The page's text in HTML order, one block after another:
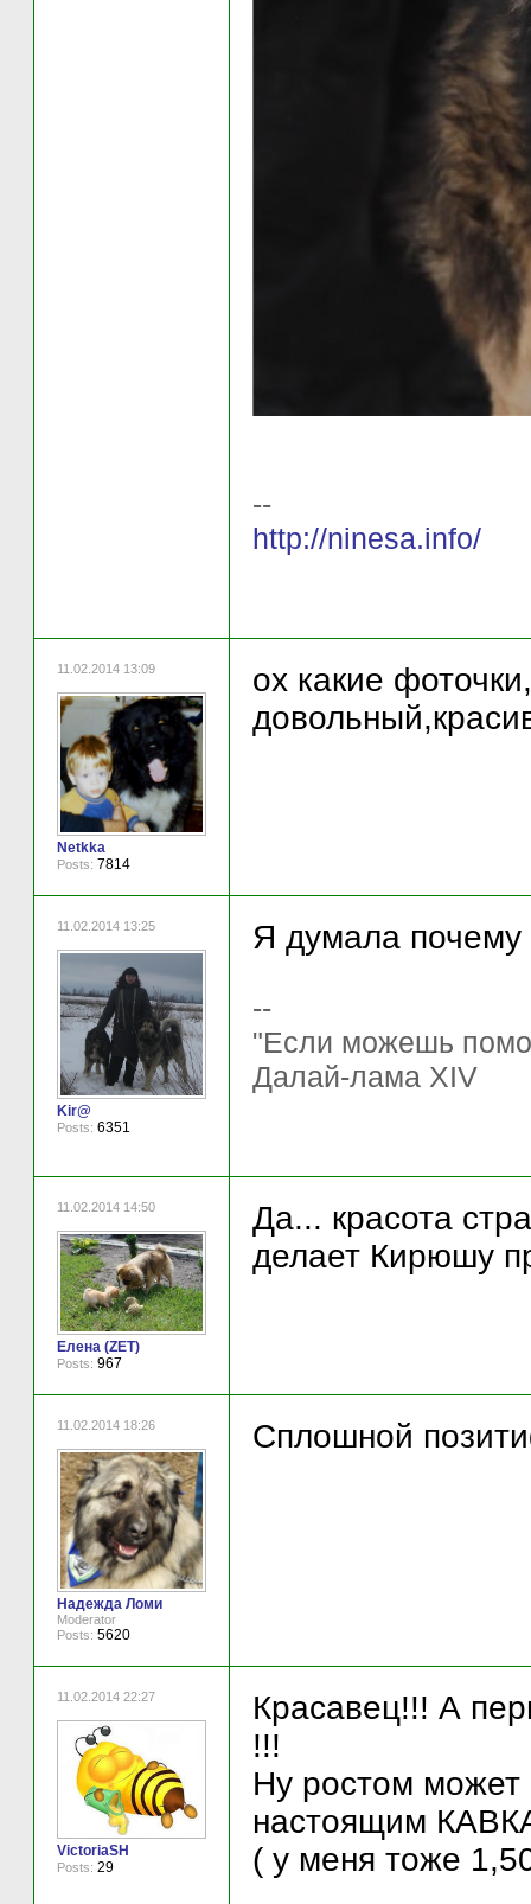
--
http://ninesa.info/
11.02.2014 13:09
Netkka
Posts: 7814
ох какие
11.02.2014 13:25
Kir@
Posts: 6351
Я думала
--
"Если можешь
Далай-лама XIV
11.02.2014 14:50
Елена (ZET)
Posts: 967
Да... красота
делает Кирюшу
11.02.2014 18:26
Надежда Ломи
Moderator
Posts: 5620
Сплошной
11.02.2014 22:27
VictoriaSH
Posts: 29
Красавец!!! А
!!!
Ну ростом
настоящим
( у меня тоже